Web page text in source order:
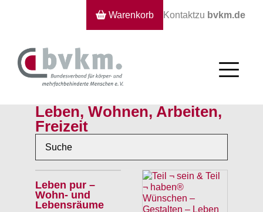
Warenkorb Kontaktzu bvkm.de
Leben, Wohnen, Arbeiten,
Freizeit
Leben pur –
Wohn- und
Lebensräume